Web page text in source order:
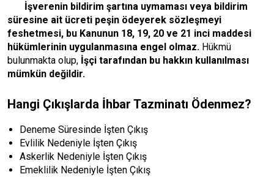
İşverenin bildirim şartına uymaması veya bildirim
süresine ait ücreti peşin ödeyerek sözleşmeyi
feshetmesi, bu Kanunun 18, 19, 20 ve 21 inci maddesi
hükümlerinin uygulanmasına engel olmaz. Hükmü
bulunmakta olup, İşçi tarafından bu hakkın kullanılması
mümkün değildir.
Hangi Çıkışlarda İhbar Tazminatı Ödenmez?
Deneme Süresinde İşten Çıkış
Evlilik Nedeniyle İşten Çıkış
Askerlik Nedeniyle İşten Çıkış
Emeklilik Nedeniyle İşten Çıkış